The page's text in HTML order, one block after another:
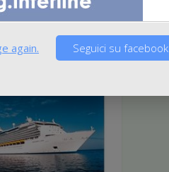
again. Seguici su facebook